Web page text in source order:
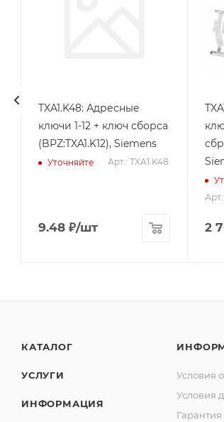
TXA1.K48: Адресные
ключи 1-12 + ключ сборса
(BPZ:TXA1.K12), Siemens
Уточняйте Арт.: TXA1.K48
9.48 ₽/шт 2
КАТАЛОГ
УСЛУГИ
ИНФОРМАЦИЯ
Условия
Условия
Гарантия